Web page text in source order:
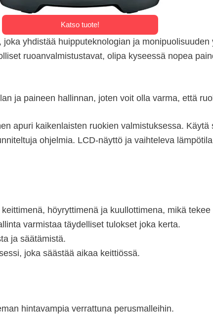
Katso tuote!
yhdistää huipputeknologian ja
ruoanvalmistustavat, olipa kyseessä nopea
ja paineen hallinnan, joten voit olla varma, että
apuri kaikenlaisten ruokien valmistuksessa.
ohjelmia. LCD-näyttö ja vaihteleva
höyryttimenä ja kuullottimena, mikä
varmistaa täydelliset tulokset joka kerta.
ja säätämistä.
joka säästää aikaa keittiössä.
hintavampia verrattuna perusmalleihin.